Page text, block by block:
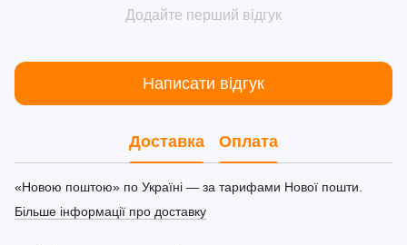
Додайте перший відгук
Написати відгук
Доставка Оплата
«Новою поштою» по Україні — за тарифами Нової пошти.
Більше інформації про доставку